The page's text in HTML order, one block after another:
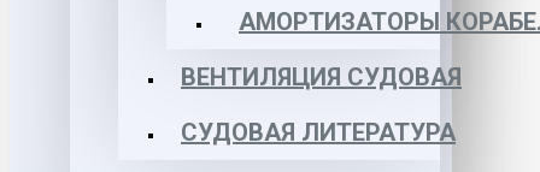
АМОРТИЗАТОРЫ
ВЕНТИЛЯЦИЯ СУДОВАЯ
СУДОВАЯ ЛИТЕРАТУРА